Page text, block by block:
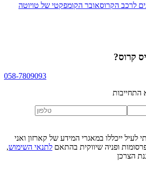
לרכב הקרוסאובר הקומפקטי של טויוטה
קרוס?
058-7809093
התחייבות
ייכללו במאגרי המידע של קארזון ואני
ופניה שיווקית בהתאם לתנאי השימוש,
הצרכן